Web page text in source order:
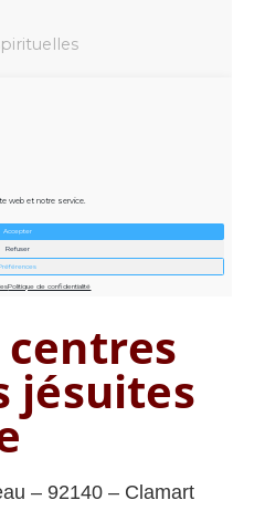
centres
jésuites
– 92140 – Clamart